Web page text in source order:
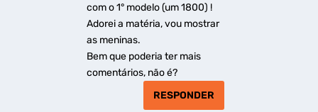
com o 1° modelo (um 1800) !
Adorei a matéria, vou mostrar
as meninas.
Bem que poderia ter mais
comentários, não é?
RESPONDER